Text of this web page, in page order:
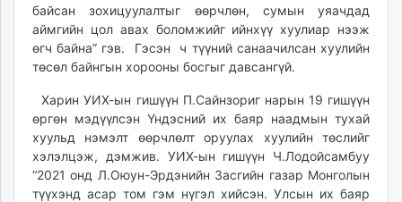
байсан зохицуулалтыг өөрчлөн, сумын уяачдад
аймгийн цол авах боломжийг ийнхүү хуулиар нээж
өгч байна” гэв. Гэсэн ч түүний санаачилсан хуулийн
төсөл байнгын хорооны босгыг давсангүй.
Харин УИХ-ын гишүүн П.Сайнзориг нарын 19 гишүүн
өргөн мэдүүлсэн Үндэсний их баяр наадмын тухай
хуульд нэмэлт өөрчлөлт оруулах хуулийн төслийг
хэлэлцэж, дэмжив. УИХ-ын гишүүн Ч.Лодойсамбуу
“2021 онд Л.Оюун-Эрдэнийн Засгийн газар Монголын
түүхэнд асар том гэм нүгэл хийсэн. Улсын их баяр